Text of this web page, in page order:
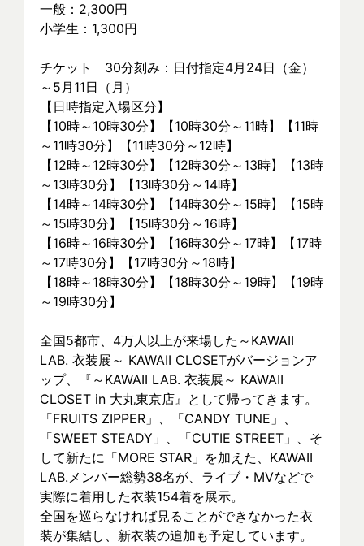
一般：2,300円
小学生：1,300円
チケット　30分刻み：日付指定4月24日（金）
～5月11日（月）
【日時指定入場区分】
【10時～10時30分】【10時30分～11時】【11時
～11時30分】【11時30分～12時】
【12時～12時30分】【12時30分～13時】【13時
～13時30分】【13時30分～14時】
【14時～14時30分】【14時30分～15時】【15時
～15時30分】【15時30分～16時】
【16時～16時30分】【16時30分～17時】【17時
～17時30分】【17時30分～18時】
【18時～18時30分】【18時30分～19時】【19時
～19時30分】
全国5都市、4万⼈以上が来場した～KAWAII
LAB. 衣装展～ KAWAII CLOSETがバージョンア
ップ、『～KAWAII LAB. 衣装展～ KAWAII
CLOSET in 大丸東京店』として帰ってきます。
「FRUITS ZIPPER」、「CANDY TUNE」、
「SWEET STEADY」、「CUTIE STREET」、そ
して新たに「MORE STAR」を加えた、KAWAII
LAB.メンバー総勢38名が、ライブ・MVなどで
実際に着⽤した衣装154着を展示。
全国を巡らなければ見ることができなかった衣
装が集結し、新⾐装の追加も予定しています。